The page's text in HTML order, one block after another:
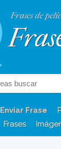
Frases de
Enviar Frase
Frases